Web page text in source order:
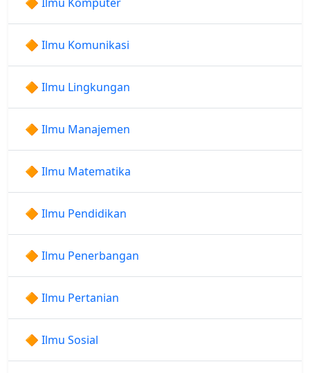
🔶 Ilmu Komunikasi
🔶 Ilmu Lingkungan
🔶 Ilmu Manajemen
🔶 Ilmu Matematika
🔶 Ilmu Pendidikan
🔶 Ilmu Penerbangan
🔶 Ilmu Pertanian
🔶 Ilmu Sosial